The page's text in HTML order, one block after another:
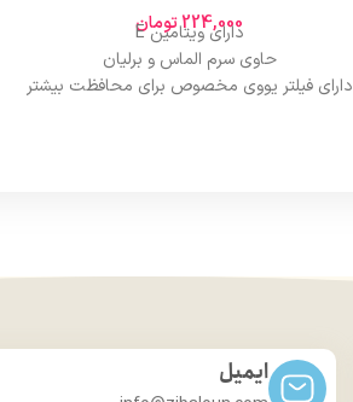
224,000تومان
دارای ویتامین E
حاوی سرم الماس و برلیان
دارای فیلتر یووی مخصوص برای محافظت بیشتر
ایمیل